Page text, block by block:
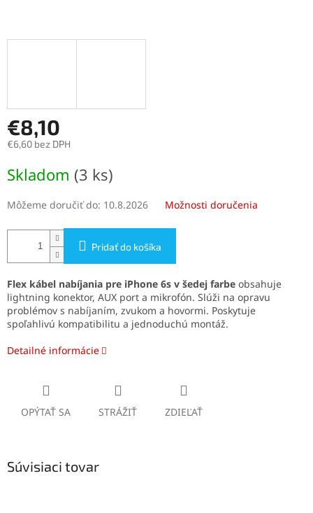
€8,10
€6,60 bez DPH
cena:
Skladom (3 ks)
Môžeme doručiť do: 10.8.2026 Možnosti doručenia
Pridať do košíka
Flex kábel nabíjania pre iPhone 6s v šedej farbe obsahuje
lightning konektor, AUX port a mikrofón. Slúži na opravu
problémov s nabíjaním, zvukom a hovormi. Poskytuje
spoľahlivú kompatibilitu a jednoduchú montáž.
Detailné informácie
OPÝTAŤ SA STRÁŽIŤ ZDIEĽAŤ
Súvisiaci tovar